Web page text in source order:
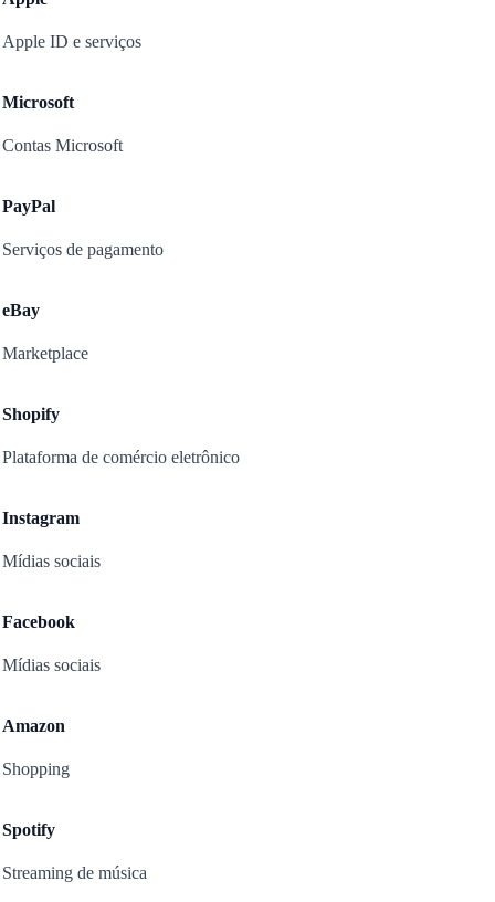
Apple ID e serviços
Microsoft
Contas Microsoft
PayPal
Serviços de pagamento
eBay
Marketplace
Shopify
Plataforma de comércio eletrônico
Instagram
Mídias sociais
Facebook
Mídias sociais
Amazon
Shopping
Spotify
Streaming de música